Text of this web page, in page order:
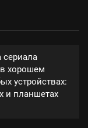
сериала
хорошем
устройствах:
и планшетах